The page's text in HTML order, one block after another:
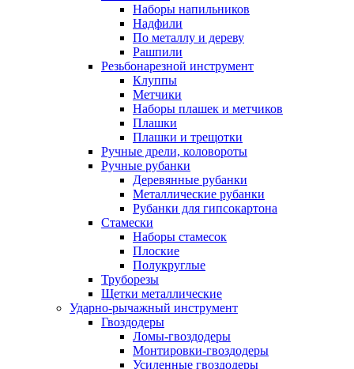
Наборы напильников
Надфили
По металлу и дереву
Рашпили
Резьбонарезной инструмент
Клуппы
Метчики
Наборы плашек и метчиков
Плашки
Плашки и трещотки
Ручные дрели, коловороты
Ручные рубанки
Деревянные рубанки
Металлические рубанки
Рубанки для гипсокартона
Стамески
Наборы стамесок
Плоские
Полукруглые
Труборезы
Щетки металлические
Ударно-рычажный инструмент
Гвоздодеры
Ломы-гвоздодеры
Монтировки-гвоздодеры
Усиленные гвоздодеры